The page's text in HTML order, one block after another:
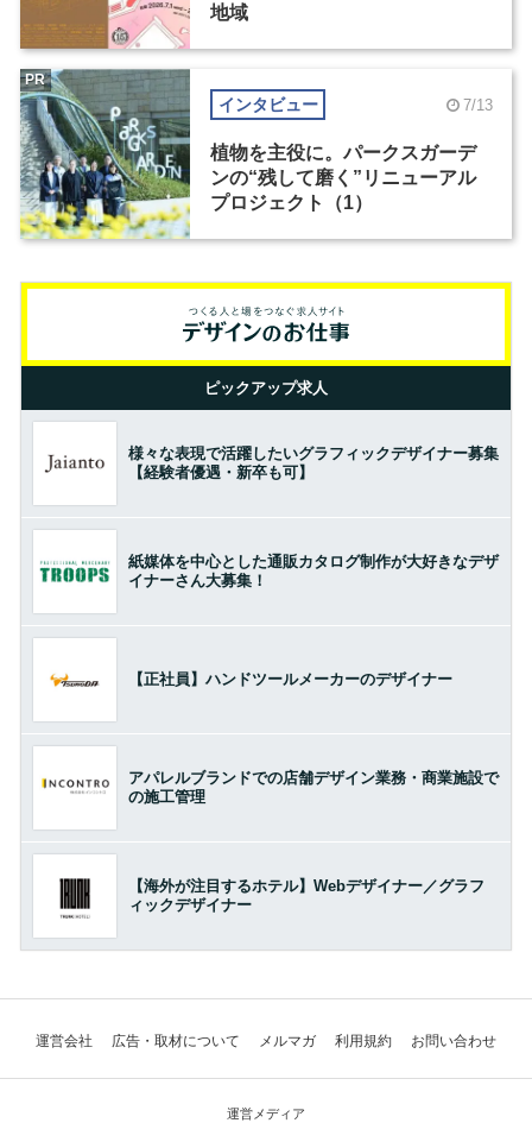
地域
インタビュー 7/13
植物を主役に。パークスガーデ
ンの“残して磨く”リニューアル
プロジェクト（1）
PR
ピックアップ求人
様々な表現で活躍したいグラフィックデザイナー募集
【経験者優遇・新卒も可】
紙媒体を中心とした通販カタログ制作が大好きなデザ
イナーさん大募集！
【正社員】ハンドツールメーカーのデザイナー
アパレルブランドでの店舗デザイン業務・商業施設で
の施工管理
【海外が注目するホテル】Webデザイナー／グラフ
ィックデザイナー
運営会社 広告・取材について メルマガ 利用規約 お問い合わせ
運営メディア